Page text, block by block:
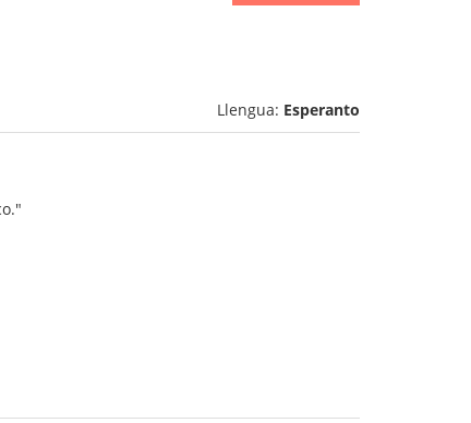
Llengua: Esperanto